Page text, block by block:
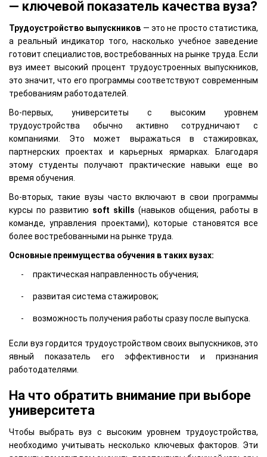
— ключевой показатель качества вуза?
Трудоустройство выпускников — это не просто статистика,
а реальный индикатор того, насколько учебное заведение
готовит специалистов, востребованных на рынке труда. Если
вуз имеет высокий процент трудоустроенных выпускников,
это значит, что его программы соответствуют современным
требованиям работодателей.
Во-первых, университеты с высоким уровнем
трудоустройства обычно активно сотрудничают с
компаниями. Это может выражаться в стажировках,
партнерских проектах и карьерных ярмарках. Благодаря
этому студенты получают практические навыки еще во
время обучения.
Во-вторых, такие вузы часто включают в свои программы
курсы по развитию soft skills (навыков общения, работы в
команде, управления проектами), которые становятся все
более востребованными на рынке труда.
Основные преимущества обучения в таких вузах:
практическая направленность обучения;
развитая система стажировок;
возможность получения работы сразу после выпуска.
Если вуз гордится трудоустройством своих выпускников, это
явный показатель его эффективности и признания
работодателями.
На что обратить внимание при выборе
университета
Чтобы выбрать вуз с высоким уровнем трудоустройства,
необходимо учитывать несколько ключевых факторов. Эти